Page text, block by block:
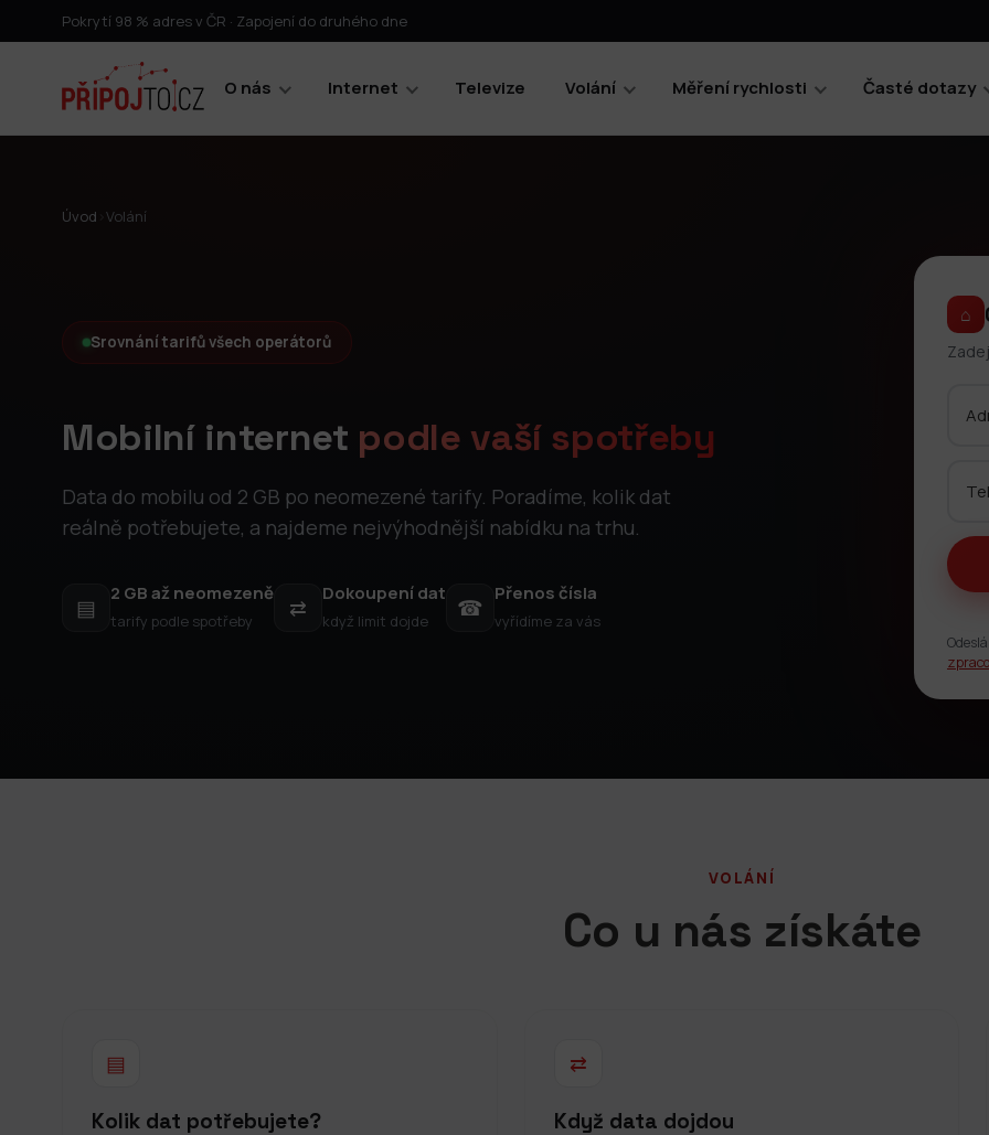
Pokrytí 98 % adres v ČR · Zapojení do druhého dne
O nás Internet Televize Volání Měření rychlosti Časté dotazy
Úvod Volání
Srovnání tarifů všech operátorů
Mobilní internet podle vaší spotřeby
Data do mobilu od 2 GB po neomezené tarify. Poradíme, kolik dat
reálně potřebujete, a najdeme nejvýhodnější nabídku na trhu.
▤ 2 GB až neomezeně
tarify podle spotřeby ⇄ Dokoupení dat
když limit dojde ☎ Přenos čísla
vyřídíme za vás
⌂
VOLÁNÍ
Co u nás získáte
▤
Kolik dat potřebujete?
⇄
Když data dojdou